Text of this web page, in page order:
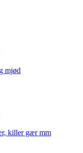
mjød
killer gær mm